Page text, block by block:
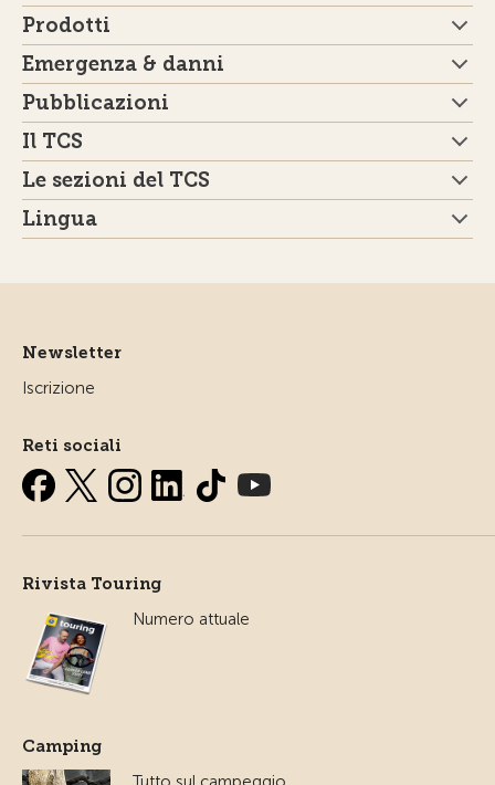
Prodotti
Emergenza & danni
Pubblicazioni
Il TCS
Le sezioni del TCS
Lingua
Newsletter
Iscrizione
Reti sociali
Rivista Touring
Numero attuale
Camping